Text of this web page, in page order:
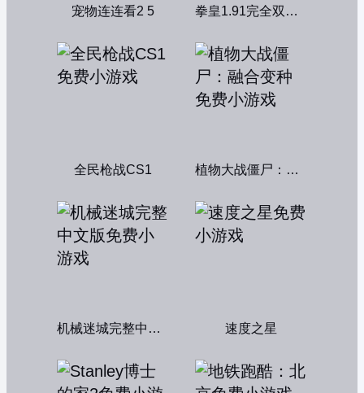
宠物连连看2 5 拳皇1.91完全双人版
全民枪战CS1 植物大战僵尸：融合变种
机械迷城完整中文版 速度之星